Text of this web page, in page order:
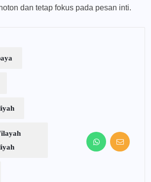
dan tetap fokus pada pesan inti.